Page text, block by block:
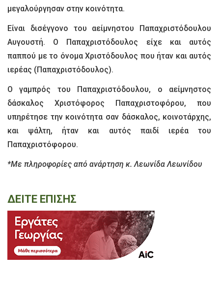
μεγαλούργησαν στην κοινότητα.
Είναι δισέγγονο του αείμνηστου Παπαχριστόδουλου
Αυγουστή. Ο Παπαχριστόδουλος είχε και αυτός
παππού με το όνομα Χριστόδουλος που ήταν και αυτός
ιερέας (Παπαχριστόδουλος).
Ο γαμπρός του Παπαχριστόδουλου, ο αείμνηστος
δάσκαλος Χριστόφορος Παπαχριστοφόρου, που
υπηρέτησε την κοινότητα σαν δάσκαλος, κοινοτάρχης,
και ψάλτη, ήταν και αυτός παιδί ιερέα του
Παπαχριστόφορου.
*Με πληροφορίες από ανάρτηση κ. Λεωνίδα Λεωνίδου
ΔΕΙΤΕ ΕΠΙΣΗΣ